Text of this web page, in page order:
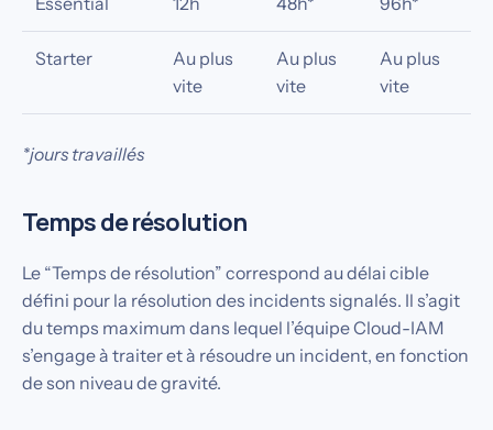
Starter
Au plus
vite
Au plus
vite
Au plus
vite
*jours travaillés
Temps de résolution
Le “Temps de résolution” correspond au délai cible
défini pour la résolution des incidents signalés. Il s’agit
du temps maximum dans lequel l’équipe Cloud-IAM
s’engage à traiter et à résoudre un incident, en fonction
de son niveau de gravité.